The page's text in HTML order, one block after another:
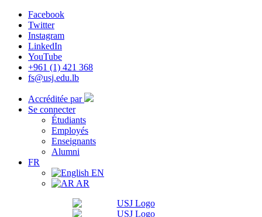
Facebook
Twitter
Instagram
LinkedIn
YouTube
+961 (1) 421 368
fs@usj.edu.lb
Accréditée par
Se connecter
Étudiants
Employés
Enseignants
Alumni
FR
EN
AR